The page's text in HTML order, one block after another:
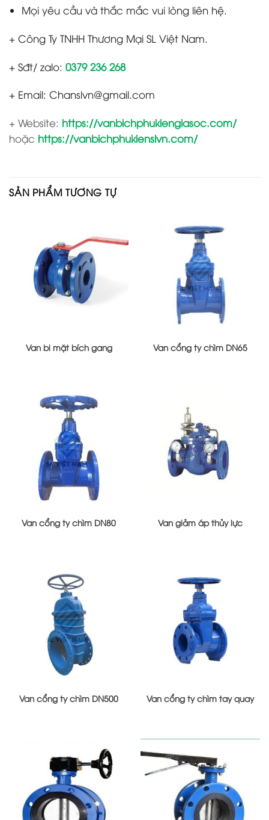
Mọi yêu cầu và thắc mắc vui lòng liên hệ.
+ Công Ty TNHH Thương Mại SL Việt Nam.
+ Sđt/ zalo: 0379 236 268
+ Email: Chanslvn@gmail.com
+ Website: https://vanbichphukiengiasoc.com/
hoặc https://vanbichphukienslvn.com/
SẢN PHẨM TƯƠNG TỰ
Van bi mặt bích gang Van cổng ty chìm DN65
Van cổng ty chìm DN80 Van giảm áp thủy lực
Van cổng ty chìm DN500 Van cổng ty chìm tay quay